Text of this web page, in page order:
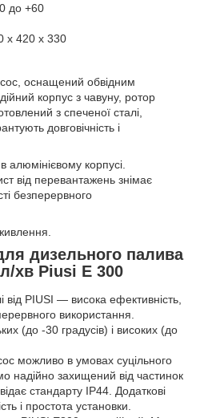
до +60
x 420 x 330
оснащений обвідним
корпус з чавуну, ротор
з спеченої сталі,
довговічність і
алюмінієвому корпусі.
від перевантажень знімає
безперервного
дизельного палива
хв Piusi E 300
від PIUSI — висока ефективність,
використання.
(до -30 градусів) і високих (до
можливо в умовах суцільного
надійно захищений від частинок
стандарту IP44. Додаткові
і простота установки.